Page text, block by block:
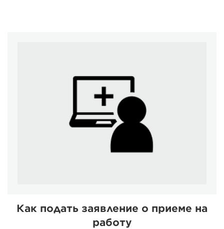
Как подать заявление о приеме на
работу